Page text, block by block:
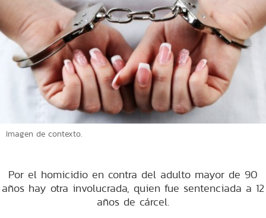
Imagen de contexto.
Por el homicidio en contra del adulto mayor de 90
años hay otra involucrada, quien fue sentenciada a 12
años de cárcel.